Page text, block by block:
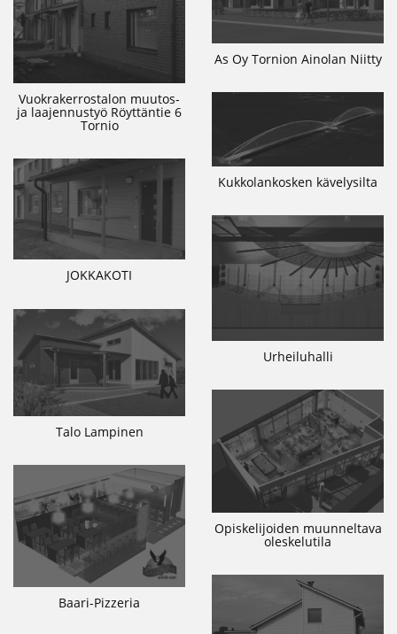
Vuokrakerrostalon muutos-
ja laajennustyö Röyttäntie 6
Tornio
As Oy Tornion Ainolan Niitty
Kukkolankosken kävelysilta
JOKKAKOTI
Urheiluhalli
Talo Lampinen
Opiskelijoiden muunneltava
oleskelutila
Baari-Pizzeria